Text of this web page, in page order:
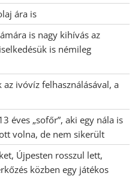
ára is
is nagy kihívás az
is némileg
ivóvíz felhasználásával, a
éves „sofőr”, aki egy nála is
volna, de nem sikerült
Újpesten rosszul lett,
közben egy játékos